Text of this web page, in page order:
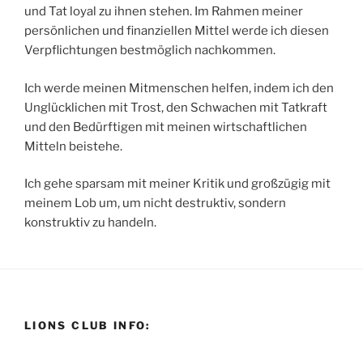
und Tat loyal zu ihnen stehen. Im Rahmen meiner
persönlichen und finanziellen Mittel werde ich diesen
Verpflichtungen bestmöglich nachkommen.
Ich werde meinen Mitmenschen helfen, indem ich den
Unglücklichen mit Trost, den Schwachen mit Tatkraft
und den Bedürftigen mit meinen wirtschaftlichen
Mitteln beistehe.
Ich gehe sparsam mit meiner Kritik und großzügig mit
meinem Lob um, um nicht destruktiv, sondern
konstruktiv zu handeln.
LIONS CLUB INFO: